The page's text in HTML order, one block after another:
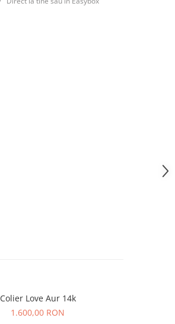
Colier Love Aur 14k
1.600,00 RON